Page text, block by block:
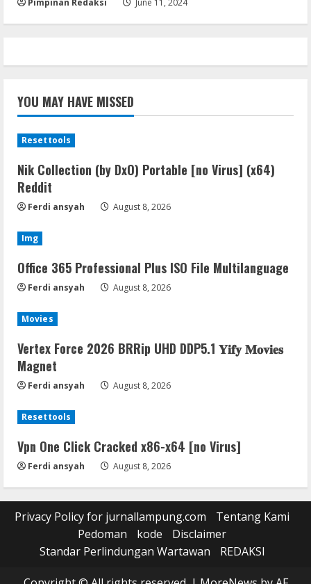
Pimpinan Redaksi June 11, 2024
YOU MAY HAVE MISSED
Resettools
Nik Collection (by DxO) Portable [no Virus] (x64)
Reddit
Ferdi ansyah August 8, 2026
Img
Office 365 Professional Plus ISO File Multilanguage
Ferdi ansyah August 8, 2026
Movies
Vertex Force 2026 BRRip UHD DDP5.1 𝐘𝐢𝐟𝐲 𝐌𝐨𝐯𝐢𝐞𝐬
Magnet
Ferdi ansyah August 8, 2026
Resettools
Vpn One Click Cracked x86-x64 [no Virus]
Ferdi ansyah August 8, 2026
Privacy Policy for jurnallampung.com
Tentang Kami
Pedoman
kode
Disclaimer
Standar Perlindungan Wartawan
REDAKSI